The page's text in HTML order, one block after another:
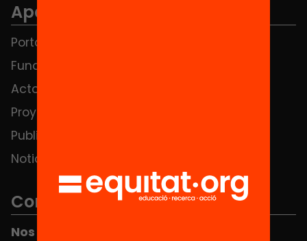
Apartados
Portada
Fundación
Actos
Proyectos
Publicaciones y vídeos
Noticias
Contacto
Nos puedes encontrar en el HUB Social